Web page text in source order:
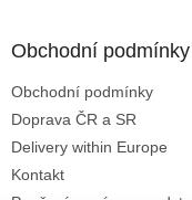
Obchodní
Obchodní podmínky
Doprava ČR a SR
Delivery within Europe
Kontakt